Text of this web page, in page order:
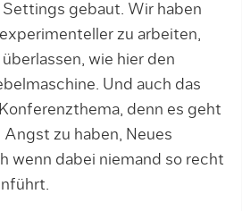
gebaut. Wir haben
zu arbeiten,
wie hier den
Und auch das
denn es geht
Angst zu haben, Neues
wenn dabei niemand so recht